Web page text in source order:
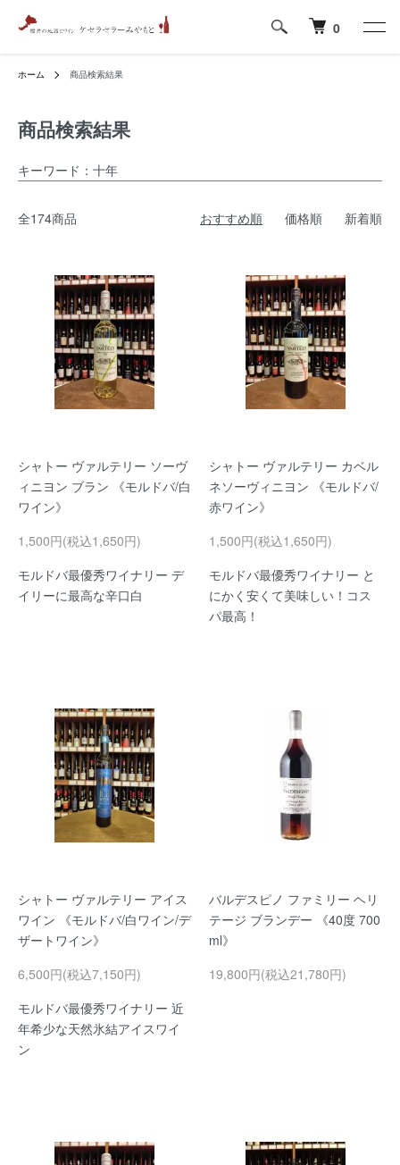
0
ホーム 商品検索結果
商品検索結果
キーワード：十年
全174商品 おすすめ順 価格順 新着順
シャトー ヴァルテリー ソーヴ
ィニヨン ブラン 《モルドバ/白
ワイン》
1,500円(税込1,650円)
モルドバ最優秀ワイナリー デ
イリーに最高な辛口白
シャトー ヴァルテリー カベル
ネソーヴィニヨン 《モルドバ/
赤ワイン》
1,500円(税込1,650円)
モルドバ最優秀ワイナリー と
にかく安くて美味しい！コス
パ最高！
シャトー ヴァルテリー アイス
ワイン 《モルドバ/白ワイン/デ
ザートワイン》
6,500円(税込7,150円)
モルドバ最優秀ワイナリー 近
年希少な天然氷結アイスワイ
ン
バルデスピノ ファミリー ヘリ
テージ ブランデー 《40度 700
ml》
19,800円(税込21,780円)